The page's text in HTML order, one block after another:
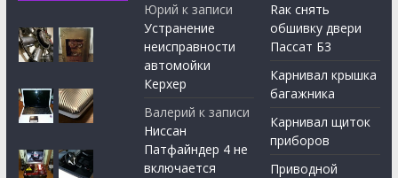
Юрий к записи
Устранение
неисправности
автомойки
Керхер
Валерий к записи
Ниссан
Патфайндер 4 не
включается
Rак снять
обшивку двери
Пассат Б3
Карнивал крышка
багажника
Карнивал щиток
приборов
Приводной